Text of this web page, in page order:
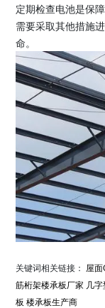
定期检查电池是保
需要采取其他措施
命。
关键词相关链接： 屋
筋桁架楼承板厂家 几
板 楼承板生产商